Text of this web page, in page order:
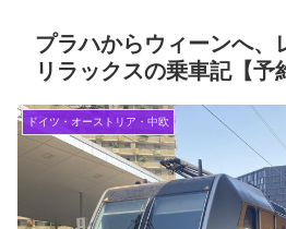
プラハからウィーンへ、
リラックスの乗車記【予
ドイツ・オーストリア・中欧